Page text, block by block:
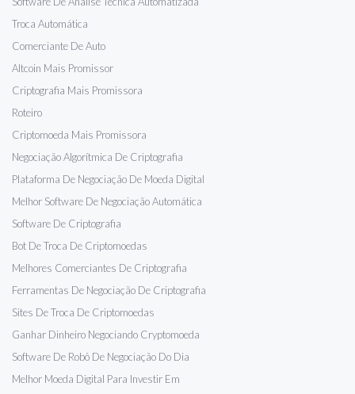
Troca Automática
Comerciante De Auto
Altcoin Mais Promissor
Criptografia Mais Promissora
Roteiro
Criptomoeda Mais Promissora
Negociação Algorítmica De Criptografia
Plataforma De Negociação De Moeda Digital
Melhor Software De Negociação Automática
Software De Criptografia
Bot De Troca De Criptomoedas
Melhores Comerciantes De Criptografia
Ferramentas De Negociação De Criptografia
Sites De Troca De Criptomoedas
Ganhar Dinheiro Negociando Cryptomoeda
Software De Robô De Negociação Do Dia
Melhor Moeda Digital Para Investir Em